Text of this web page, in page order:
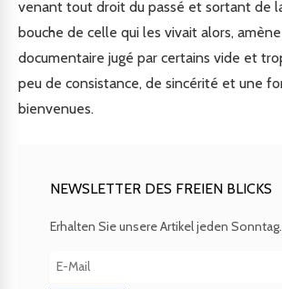
venant tout droit du passé et sortant de
bouche de celle qui les vivait alors,
documentaire jugé par certains vide et
peu de consistance, de sincérité et une
bienvenues.
NEWSLETTER DES FREIEN BLICKS
Erhalten Sie unsere Artikel jeden Sonntag.